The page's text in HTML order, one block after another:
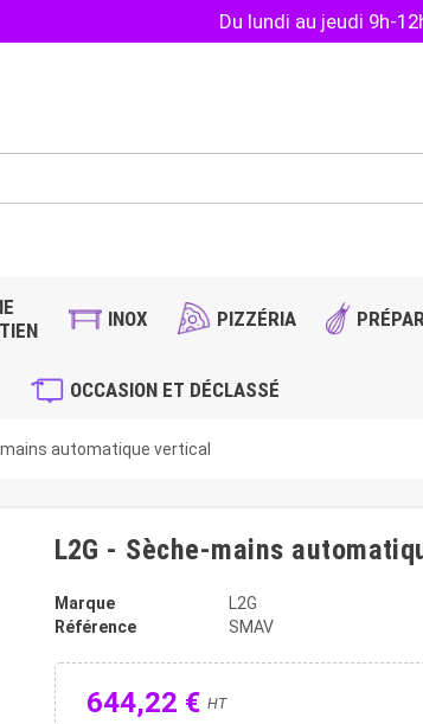
Du lundi au jeudi 9h-
INOX PIZZÉRIA
OCCASION ET DÉCLASSÉ
mains automatique vertical
L2G - Sèche-mains
Marque
L2G
Référence
SMAV
644,22 € HT